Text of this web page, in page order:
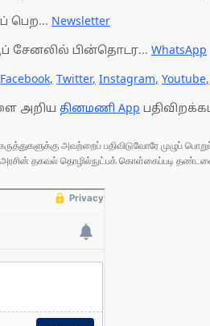
பெற... Newsletter
பின்தொடர... WhatsApp
Facebook, Twitter, Instagram, Youtube,
அறிய தினமணி App
அவற்றைப் பதிவிடுவோரே முழுப்
தகவல் தொழில்நுட்பக் கொள்கைப்படி